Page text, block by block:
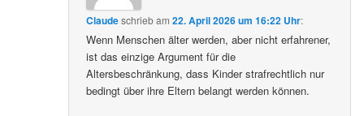
Claudeschriebam22. April 2026 um 16:22 Uhr:
Wenn Menschen älter werden, aber nicht erfahrener,
ist das einzige Argument für die
Altersbeschränkung, dass Kinder strafrechtlich nur
bedingt über ihre Eltern belangt werden können.